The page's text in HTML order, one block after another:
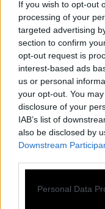
If you wish to opt-out
processing of your
targeted advertising
section to confirm
opt-out request is
interest-based ads
us or personal
your opt-out. You
disclosure of your
IAB’s list of
also be disclosed by
Downstream
Personal Data